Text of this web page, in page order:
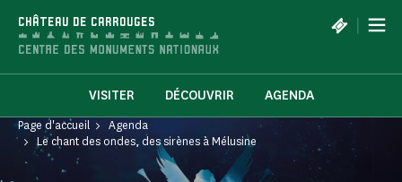
CHÂTEAU DE CARROUGES |
VISITER DÉCOUVRIR AGENDA
Page d'accueil
Agenda
Le chant des ondes, des sirènes à Mélusine